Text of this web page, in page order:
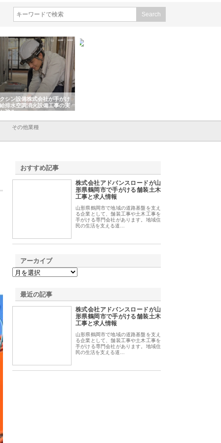
シン設備株式会社が手がけ
排水空調消火設備工事の実
み
その他業種
おすすめ記事
株式会社アドバンスロードが山
形県鶴岡市で手がける舗装土木
工事と求人情報
山形県鶴岡市で地域の道路基盤を支え
る企業として、舗装工事や土木工事を
手がける専門会社があります。地域住
民の生活を支える道…
アーカイブ
最近の記事
株式会社アドバンスロードが山
形県鶴岡市で手がける舗装土木
工事と求人情報
山形県鶴岡市で地域の道路基盤を支え
る企業として、舗装工事や土木工事を
手がける専門会社があります。地域住
民の生活を支える道…